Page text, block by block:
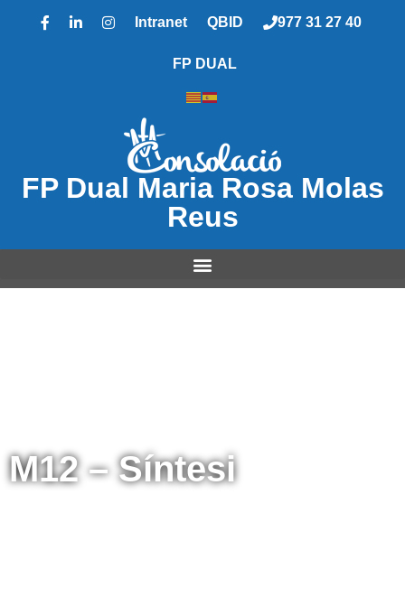
Intranet QBID 977 31 27 40
FP DUAL
FP Dual Maria Rosa Molas
Reus
M12 – Síntesi